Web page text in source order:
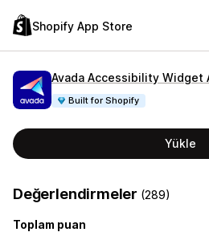
Shopify App Store
Avada Accessibility Widget
Built for Shopify
Yükle
Değerlendirmeler (289)
Toplam puan